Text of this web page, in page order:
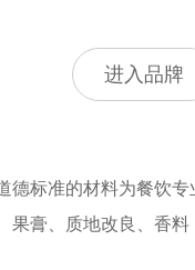
进入品牌
德标准的材料为餐饮专
果膏、质地改良、香料